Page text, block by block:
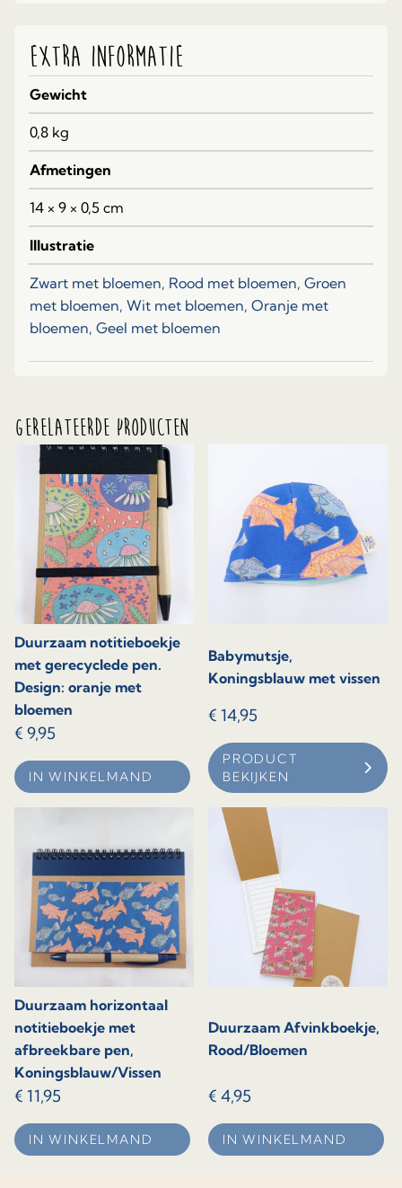
Extra informatie
Gewicht
0,8 kg
Afmetingen
14 × 9 × 0,5 cm
Illustratie
Zwart met bloemen, Rood met bloemen, Groen
met bloemen, Wit met bloemen, Oranje met
bloemen, Geel met bloemen
Gerelateerde producten
Duurzaam notitieboekje
met gerecyclede pen.
Design: oranje met
bloemen
€ 9,95
IN WINKELMAND
Babymutsje,
Koningsblauw met vissen
€ 14,95
PRODUCT
BEKIJKEN
Dit
product
heeft
meerdere
variaties.
Deze
gekozen
productpagina
Duurzaam horizontaal
notitieboekje met
afbreekbare pen,
Koningsblauw/Vissen
€ 11,95
IN WINKELMAND
Duurzaam Afvinkboekje,
Rood/Bloemen
€ 4,95
IN WINKELMAND